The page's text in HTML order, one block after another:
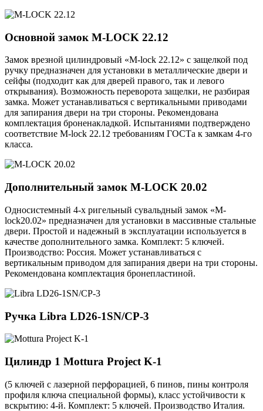
Основной замок M-LOCK 22.12
Замок врезной цилиндровый «M-lock 22.12» с защелкой под
ручку предназначен для установки в металлические двери и
сейфы (подходит как для дверей правого, так и левого
открывания). Возможность переворота защелки, не разбирая
замка. Может устанавливаться с вертикальными приводами
для запирания двери на три стороны. Рекомендована
комплектация броненакладкой. Испытаниями подтверждено
соответствие M-lock 22.12 требованиям ГОСТа к замкам 4-го
класса.
Дополнительный замок M-LOCK 20.02
Односистемный 4-х ригельный сувальдный замок «M-
lock20.02» предназначен для установки в массивные стальные
двери. Простой и надежный в эксплуатации используется в
качестве дополнительного замка. Комплект: 5 ключей.
Производство: Россия. Может устанавливаться с
вертикальным приводом для запирания двери на три стороны.
Рекомендована комплектация бронепластиной.
Ручка Libra LD26-1SN/CP-3
Цилиндр 1 Mottura Project K-1
(5 ключей с лазерной перфорацией, 6 пинов, пины контроля
профиля ключа специальной формы), класс устойчивости к
вскрытию: 4-й. Комплект: 5 ключей. Производство Италия.